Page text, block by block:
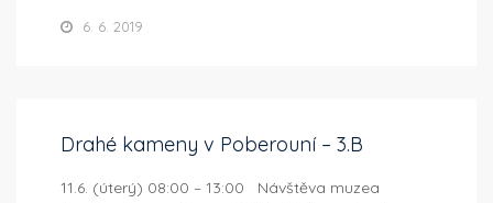
6. 6. 2019
Drahé kameny v Poberouní – 3.B
11.6. (úterý) 08:00 – 13:00 Návštěva muzea